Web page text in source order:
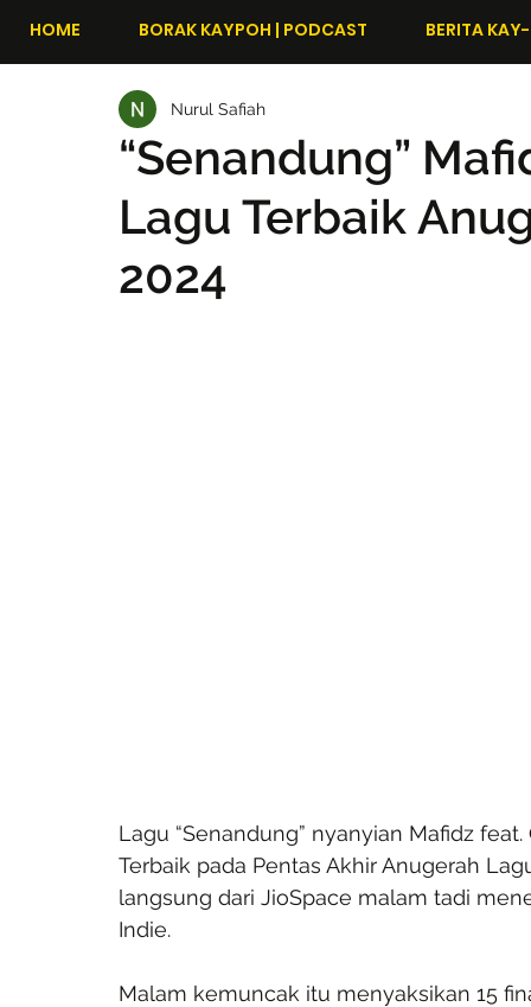
HOME BORAK KAYPOH | PODCAST BERITA
“Senandung”
Lagu Terbaik
2024
Nurul Safiah
Lagu “Senandung” nyanyian Mafidz
Terbaik pada Pentas Akhir Anugerah
langsung dari JioSpace malam tadi
Indie.
Malam kemuncak itu menyaksikan 15